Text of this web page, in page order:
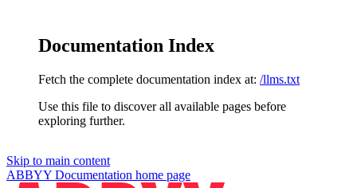
Documentation Index
Fetch the complete documentation index at: /llms.txt
Use this file to discover all available pages before
exploring further.
Skip to main content
ABBYY Documentation home page